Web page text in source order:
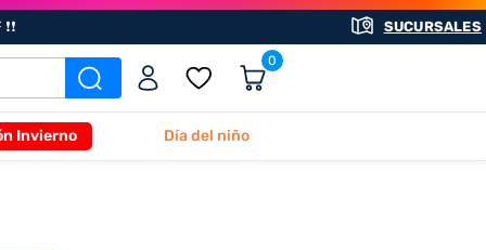
SUCURSALES
0
Invierno Día del niño